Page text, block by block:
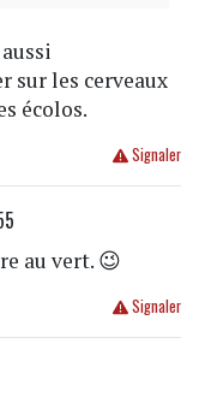
sur les cerveaux
écolos.
Signaler
au vert. 😉
Signaler